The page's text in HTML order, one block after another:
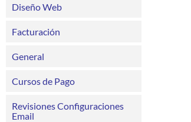
Diseño Web
Facturación
General
Cursos de Pago
Revisiones Configuraciones
Email